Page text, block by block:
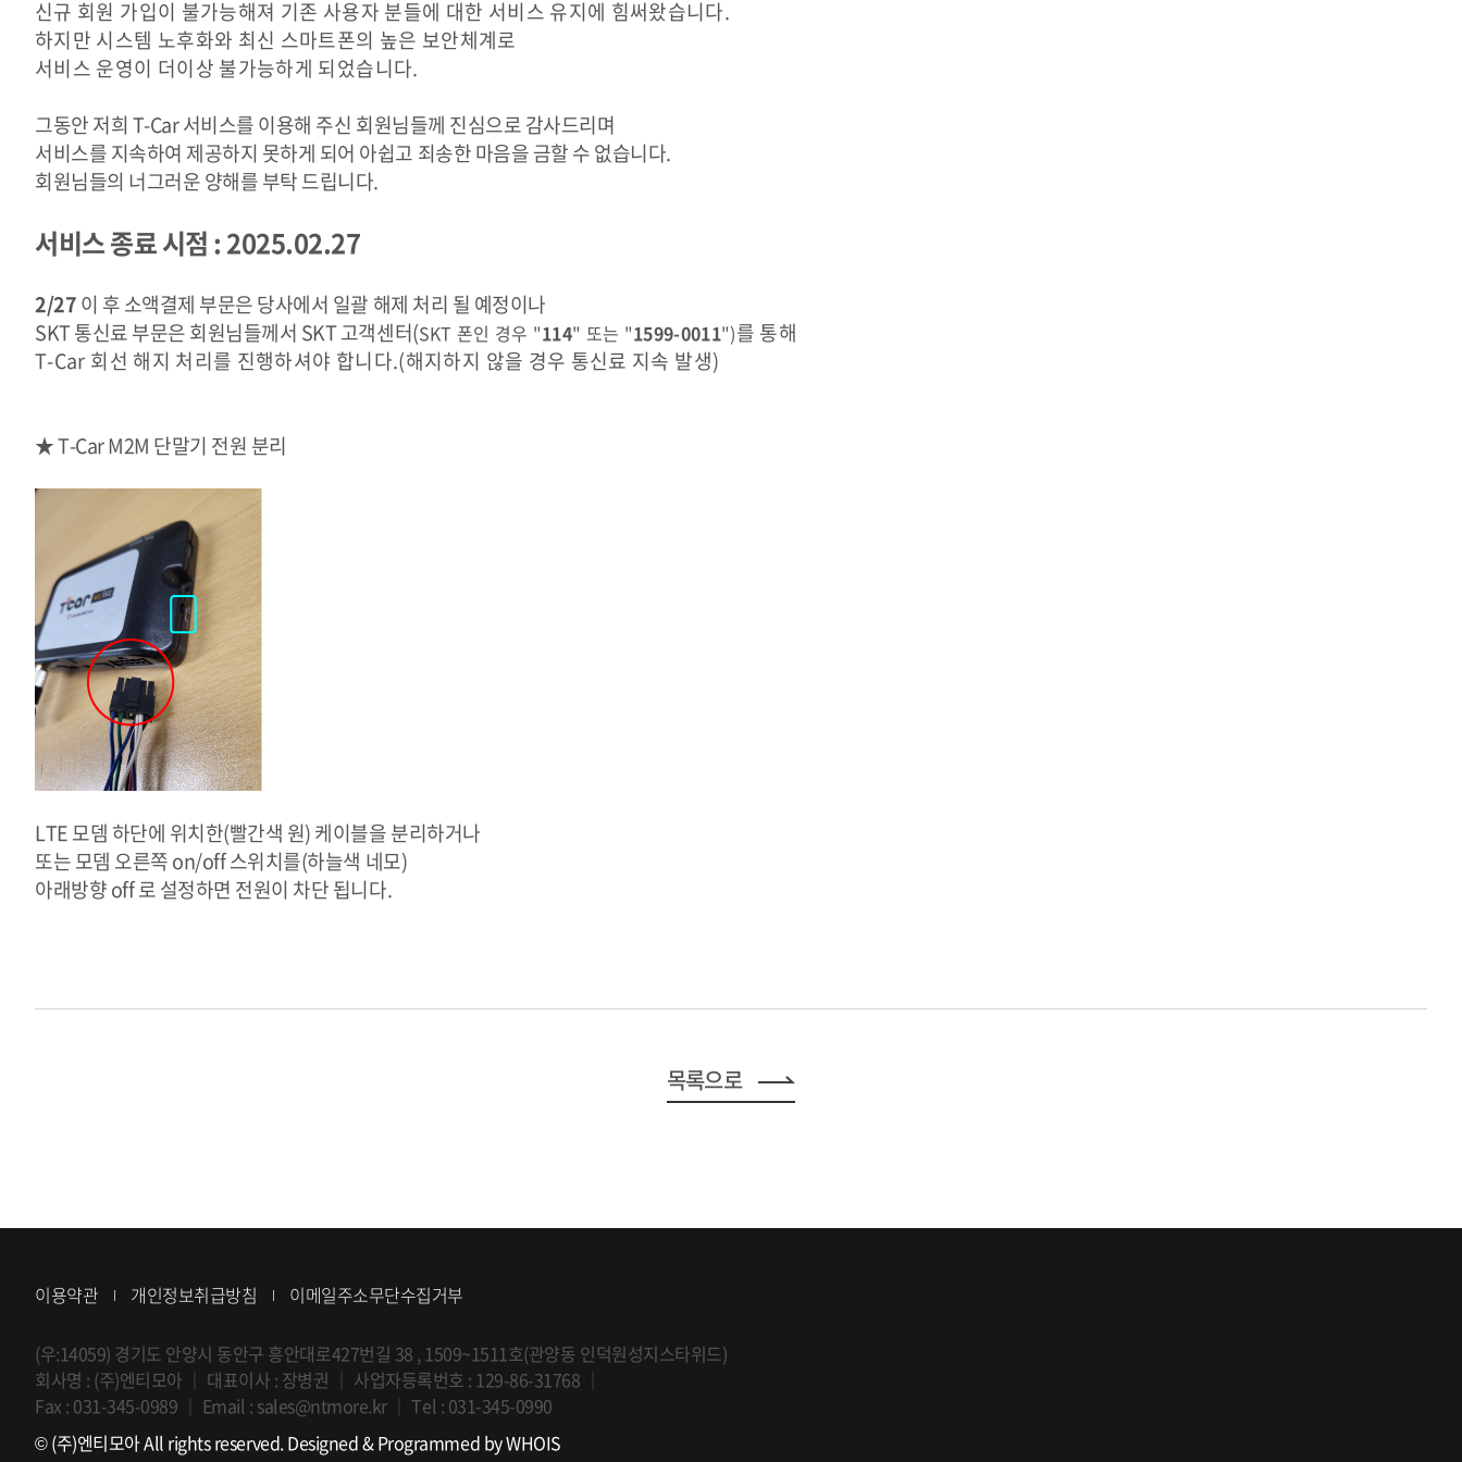
신규 회원 가입이 불가능해져 기존 사용자 분들에 대한 서비스 유지에 힘써왔습니다.
하지만 시스템 노후화와 최신 스마트폰의 높은 보안체계로
서비스 운영이 더이상 불가능하게 되었습니다.
그동안 저희 T-Car 서비스를 이용해 주신 회원님들께 진심으로 감사드리며
서비스를 지속하여 제공하지 못하게 되어 아쉽고 죄송한 마음을 금할 수 없습니다.
회원님들의 너그러운 양해를 부탁 드립니다.
서비스 종료 시점 : 2025.02.27
2/27이 후 소액결제 부문은 당사에서 일괄 해제 처리 될 예정이나
SKT 통신료 부문은 회원님들께서 SKT 고객센터(SKT 폰인 경우 "114" 또는 "1599-0011")를 통해
T-Car 회선 해지 처리를 진행하셔야 합니다.(해지하지 않을 경우 통신료 지속 발생)
★ T-Car M2M 단말기 전원 분리
LTE 모뎀 하단에 위치한(빨간색 원) 케이블을 분리하거나
또는 모뎀 오른쪽 on/off 스위치를(하늘색 네모)
아래방향 off 로 설정하면 전원이 차단 됩니다.
목록으로
이용약관 개인정보취급방침 이메일주소무단수집거부
(우:14059) 경기도 안양시 동안구 흥안대로427번길 38 , 1509~1511호(관양동 인덕원성지스타위드)
회사명 : (주)엔티모아
대표이사 : 장병권 사업자등록번호 : 129-86-31768
Fax : 031-345-0989
Email : sales@ntmore.kr｜Tel : 031-345-0990
© (주)엔티모아 All rights reserved.Designed & Programmed by WHOIS